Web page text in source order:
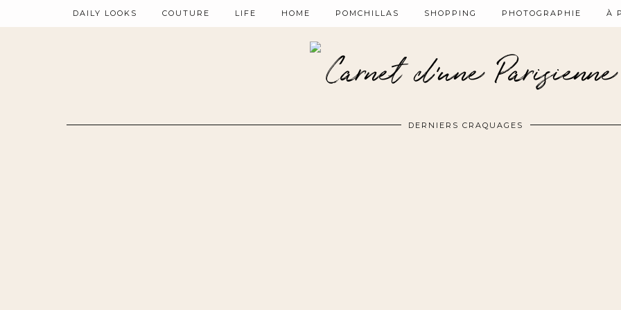
DAILY LOOKS COUTURE LIFE HOME POMCHILLAS SHOPPING PHOTOGRAPHIE À
DERNIERS CRAQUAGES